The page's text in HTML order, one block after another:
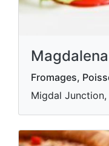
Magdalena
Fromages,
Migdal Junction,